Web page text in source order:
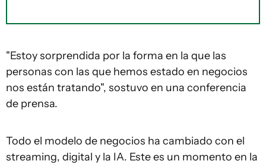
"Estoy sorprendida por la forma en la que las
personas con las que hemos estado en negocios
nos están tratando", sostuvo en una conferencia
de prensa.
Todo el modelo de negocios ha cambiado con el
streaming, digital y la IA. Este es un momento en la